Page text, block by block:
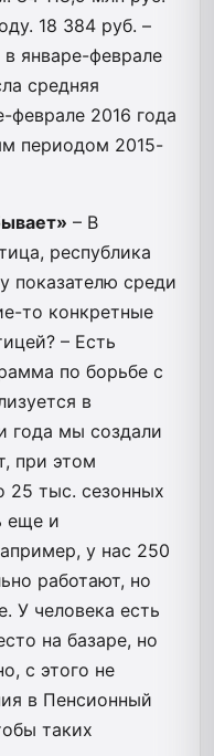
18 384 руб. –
в январе-феврале
средняя
феврале 2016 года
периодом 2015-
– В
республика
показателю среди
то конкретные
– Есть
по борьбе с
в
года мы создали
при этом
25 тыс. сезонных
еще и
у нас 250
работают, но
У человека есть
на базаре, но
с этого не
в Пенсионный
таких